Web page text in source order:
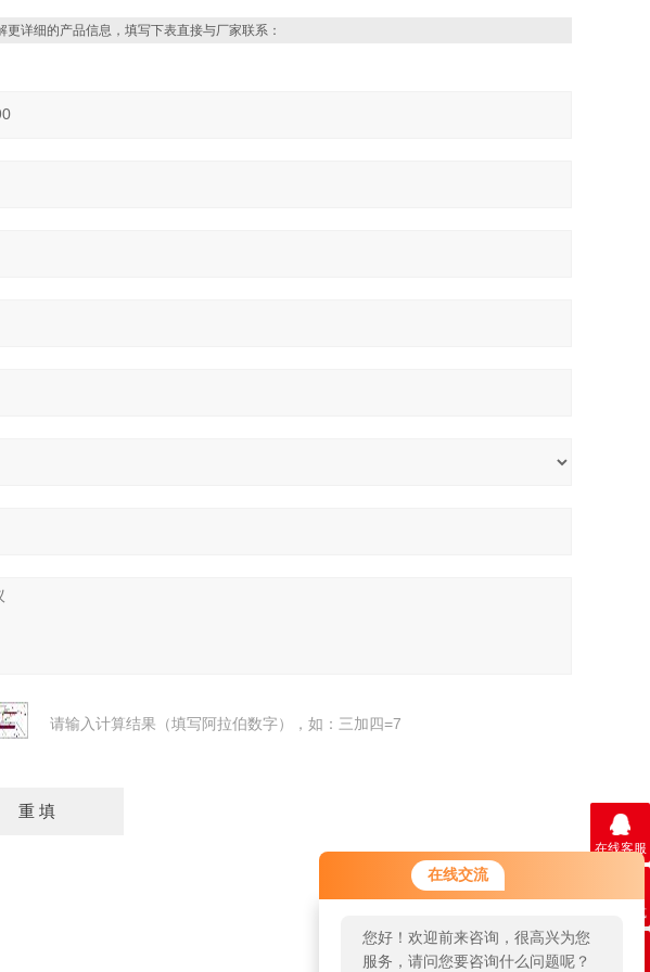
在线交流
您好！欢迎前来咨询，很高兴为您
服务，请问您要咨询什么问题呢？
更详细的产品信息，填写下表直接与厂家联系：
请输入计算结果（填写阿拉伯数字），如：三加四=7
在线客服
联系方式